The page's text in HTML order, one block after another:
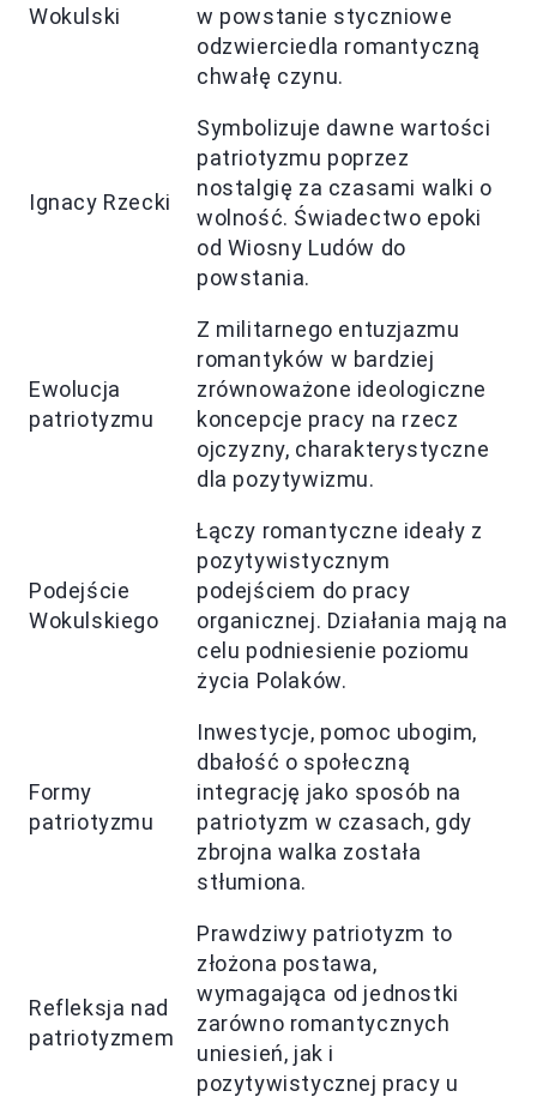
Wokulski
w powstanie styczniowe
odzwierciedla romantyczną
chwałę czynu.
Ignacy Rzecki
Symbolizuje dawne wartości
patriotyzmu poprzez
nostalgię za czasami walki o
wolność. Świadectwo epoki
od Wiosny Ludów do
powstania.
Ewolucja
patriotyzmu
Z militarnego entuzjazmu
romantyków w bardziej
zrównoważone ideologiczne
koncepcje pracy na rzecz
ojczyzny, charakterystyczne
dla pozytywizmu.
Podejście
Wokulskiego
Łączy romantyczne ideały z
pozytywistycznym
podejściem do pracy
organicznej. Działania mają na
celu podniesienie poziomu
życia Polaków.
Formy
patriotyzmu
Inwestycje, pomoc ubogim,
dbałość o społeczną
integrację jako sposób na
patriotyzm w czasach, gdy
zbrojna walka została
stłumiona.
Refleksja nad
patriotyzmem
Prawdziwy patriotyzm to
złożona postawa,
wymagająca od jednostki
zarówno romantycznych
uniesień, jak i
pozytywistycznej pracy u